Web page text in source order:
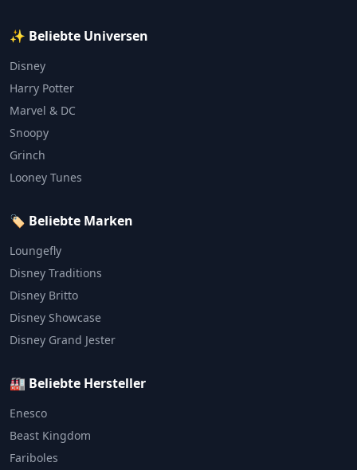
✨ Beliebte Universen
Disney
Harry Potter
Marvel & DC
Snoopy
Grinch
Looney Tunes
🏷️ Beliebte Marken
Loungefly
Disney Traditions
Disney Britto
Disney Showcase
Disney Grand Jester
🏭 Beliebte Hersteller
Enesco
Beast Kingdom
Fariboles